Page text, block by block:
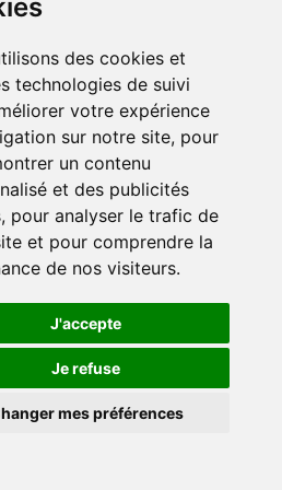
des cookies et
technologies de suivi
votre expérience
sur notre site, pour
un contenu
et des publicités
pour analyser le trafic de
et pour comprendre la
de nos visiteurs.
J'accepte
Je refuse
mes préférences